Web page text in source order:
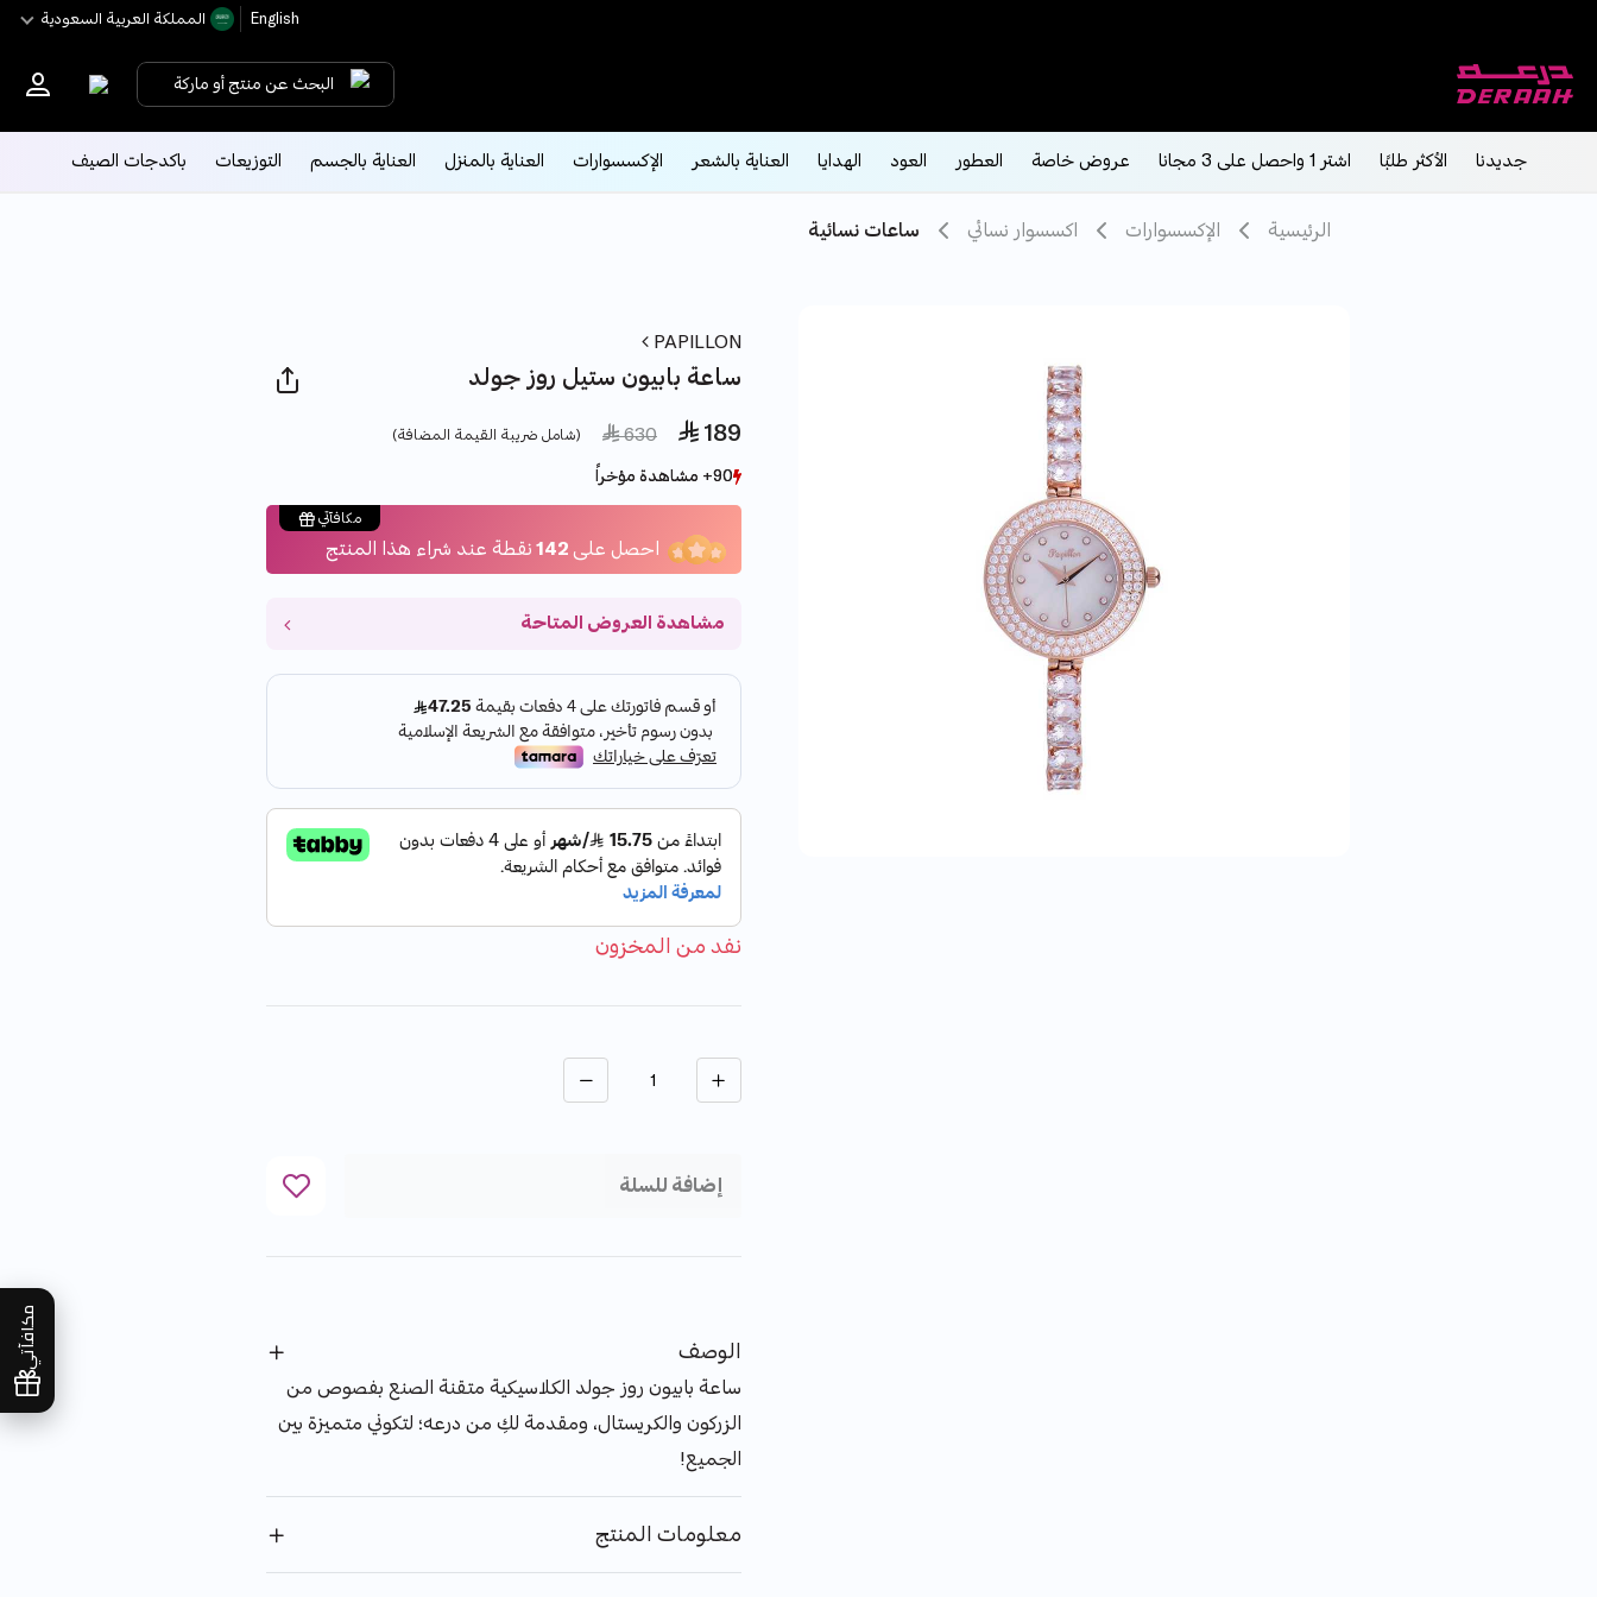
English اﻟﻤﻤﻠﻜﺔ اﻟﻌﺮﺑﻴﺔ اﻟﺴﻌﻮدﻳﺔ
البحث عن منتج أو ماركة
جديدنا الأكثر طلبًا اشتر 1 واحصل على 3 مجانا عروض خاصة العطور العود الهدايا العناية بالشعر الإكسسوارات العناية بالمنزل العناية بالجسم التوزيعات باكدجات الصيف
مكافآتي
الرئيسية الإكسسوارات اكسسوار نسائي ساعات نسائية
PAPILLON
ساعة بابيون ستيل روز جولد
 189
Price reduced from
 630
to (شامل ضريبة القيمة المضافة)
90+ مشاهدة مؤخراً
7+ بيع مؤخراً
90+ مشاهدة مؤخراً
7+ بيع مؤخراً
مكافآتي
احصل على142نقطة عند شراء هذا المنتج
مشاهدة العروض المتاحة
نفد من المخزون
الكمية
إضافة للسلة
الوصف
ساعة بابيون روز جولد الكلاسيكية متقنة الصنع بفصوص من
الزركون والكريستال، ومقدمة لكِ من درعه؛ لتكوني متميزة بين
الجميع!
معلومات المنتج